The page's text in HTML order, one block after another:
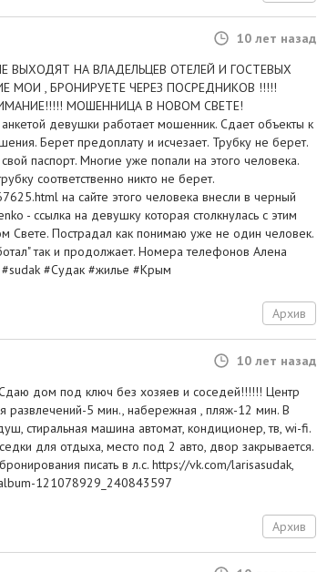
10 лет назад
НА ВЛАДЕЛЬЦЕВ ОТЕЛЕЙ И ГОСТЕВЫХ
МОИ , БРОНИРУЕТЕ ЧЕРЕЗ ПОСРЕДНИКОВ !!!!!
МОШЕННИЦА В НОВОМ СВЕТЕ!
девушки работает мошенник. Сдает объекты к
Берет предоплату и исчезает. Трубку не берет.
паспорт. Многие уже попали на этого человека.
соответственно никто не берет.
на сайте этого человека внесли в черный
- ссылка на девушку которая столкнулась с этим
Свете. Пострадал как понимаю уже не один человек.
так и продолжает. Номера телефонов Алена
#sudak #Судак #жилье #Крым
Архив
10 лет назад
дом под ключ без хозяев и соседей!!!!!! Центр
развлечений-5 мин., набережная , пляж-12 мин. В
стиральная машина автомат, кондиционер, тв, wi-fi.
для отдыха, место под 2 авто, двор закрывается.
писать в л.с. https://vk.com/larisasudak,
121078929_240843597
Архив